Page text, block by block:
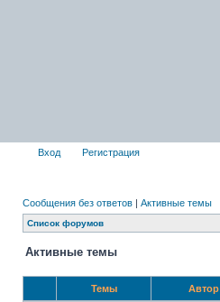
Вход Регистрация
Сообщения без ответов | Активные темы
Список форумов
Активные темы
Темы Автор